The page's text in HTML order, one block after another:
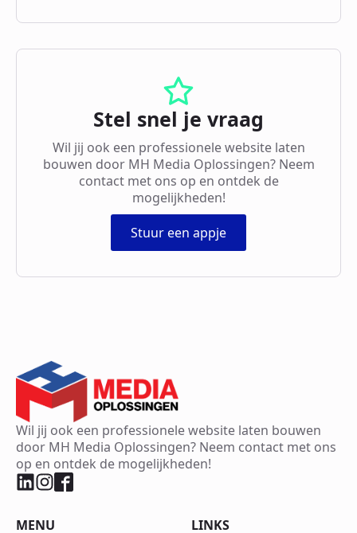
Stel snel je vraag
Wil jij ook een professionele website laten
bouwen door MH Media Oplossingen? Neem
contact met ons op en ontdek de
mogelijkheden!
Stuur een appje
Wil jij ook een professionele website laten bouwen
door MH Media Oplossingen? Neem contact met ons
op en ontdek de mogelijkheden!
MENU LINKS